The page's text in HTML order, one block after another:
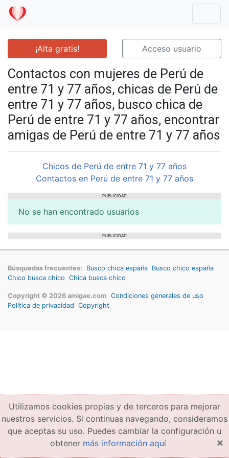
¡Alta gratis! Acceso usuario
Contactos con mujeres de Perú de
entre 71 y 77 años, chicas de Perú de
entre 71 y 77 años, busco chica de
Perú de entre 71 y 77 años, encontrar
amigas de Perú de entre 71 y 77 años
Chicos de Perú de entre 71 y 77 años
Contactos en Perú de entre 71 y 77 años
PUBLICIDAD
No se han encontrado usuarios
PUBLICIDAD
Búsquedas frecuentes: Busco chica españa Busco chico españa
Chico busca chico Chica busca chico
Copyright © 2026 amigae.com Condiciones generales de uso
Política de privacidad Copyright
Utilizamos cookies propias y de terceros para mejorar
nuestros servicios. Si continuas navegando, consideramos
que aceptas su uso. Puedes cambiar la configuración u
obtener más información aquí ×